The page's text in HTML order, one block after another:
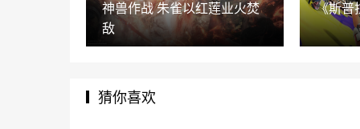
神兽作战 朱雀以红莲业火焚
敌
《斯普
猜你喜欢